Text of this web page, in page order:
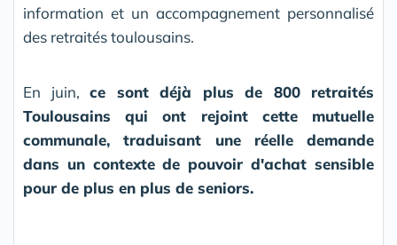
information et un accompagnement personnalisé
des retraités toulousains.
En juin, ce sont déjà plus de 800 retraités
Toulousains qui ont rejoint cette mutuelle
communale, traduisant une réelle demande
dans un contexte de pouvoir d'achat sensible
pour de plus en plus de seniors.